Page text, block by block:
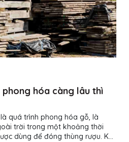
hóa càng lâu thì
quá trình phong hóa gỗ, là
trời trong một khoảng thời
dùng để đóng thùng rượu. Khi